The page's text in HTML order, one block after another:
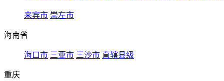
来宾市 崇左市
海南省
海口市 三亚市 三沙市 直辖县级
重庆